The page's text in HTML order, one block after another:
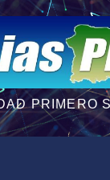
PRIMERO